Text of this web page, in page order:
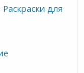
Раскраски для